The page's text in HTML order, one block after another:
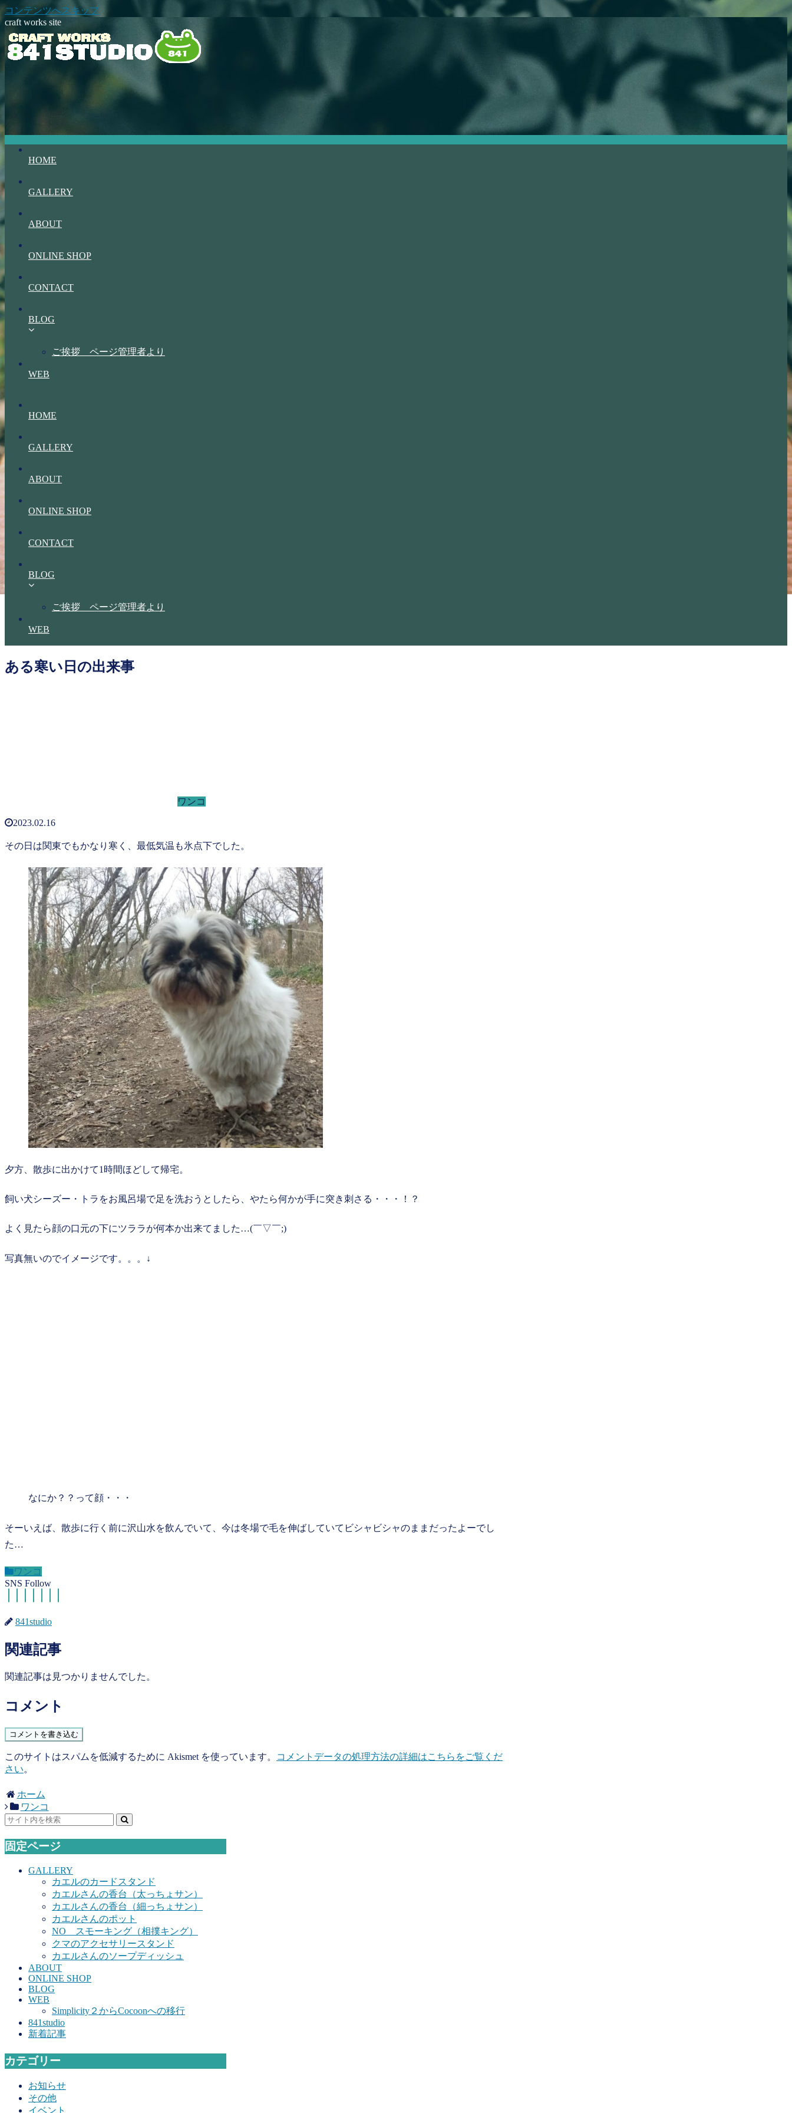
コンテンツへスキップ
craft works site
HOME
GALLERY
ABOUT
ONLINE SHOP
CONTACT
BLOG
ご挨拶 ページ管理者より
WEB
HOME
GALLERY
ABOUT
ONLINE SHOP
CONTACT
BLOG
ご挨拶 ページ管理者より
WEB
ある寒い日の出来事
ワンコ
2023.02.16
その日は関東でもかなり寒く、最低気温も氷点下でした。
夕方、散歩に出かけて1時間ほどして帰宅。
飼い犬シーズー・トラをお風呂場で足を洗おうとしたら、やたら何かが手に突き刺さる・・・！？
よく見たら顔の口元の下にツララが何本か出来てました…(￣▽￣;)
写真無いのでイメージです。。。↓
なにか？？って顔・・・
そーいえば、散歩に行く前に沢山水を飲んでいて、今は冬場で毛を伸ばしていてビシャビシャのままだったよーでし
た…
ワンコ
SNS Follow
841studio
関連記事
関連記事は見つかりませんでした。
コメント
コメントを書き込む
このサイトはスパムを低減するために Akismet を使っています。
コメントデータの処理方法の詳細はこちらをご覧くだ
さい。
ホーム
ワンコ
固定ページ
GALLERY
カエルのカードスタンド
カエルさんの香台（太っちょサン）
カエルさんの香台（細っちょサン）
カエルさんのポット
NO スモーキング（相撲キング）
クマのアクセサリースタンド
カエルさんのソープディッシュ
ABOUT
ONLINE SHOP
BLOG
WEB
Simplicity２からCocoonへの移行
841studio
新着記事
カテゴリー
お知らせ
その他
イベント